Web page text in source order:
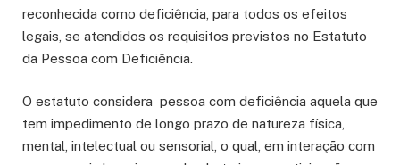
reconhecida como deficiência, para todos os efeitos
legais, se atendidos os requisitos previstos no Estatuto
da Pessoa com Deficiência.
O estatuto considera pessoa com deficiência aquela que
tem impedimento de longo prazo de natureza física,
mental, intelectual ou sensorial, o qual, em interação com